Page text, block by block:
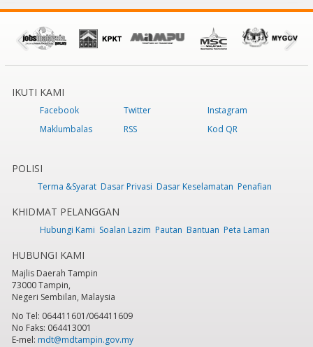
IKUTI KAMI
Facebook Twitter
Instagram
Maklumbalas
RSS Kod QR
POLISI
Terma &Syarat Dasar Privasi Dasar Keselamatan Penafian
KHIDMAT PELANGGAN
Hubungi Kami Soalan Lazim Pautan Bantuan Peta Laman
HUBUNGI KAMI
Majlis Daerah Tampin
73000 Tampin,
Negeri Sembilan, Malaysia
No Tel: 064411601/064411609
No Faks: 064413001
E-mel: mdt@mdtampin.gov.my